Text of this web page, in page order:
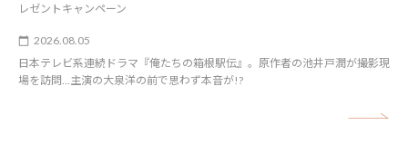
レゼントキャンペーン
2026.08.05
日本テレビ系連続ドラマ『俺たちの箱根駅伝』。原作者の池井戸潤が撮影現
場を訪問…主演の大泉洋の前で思わず本音が!?